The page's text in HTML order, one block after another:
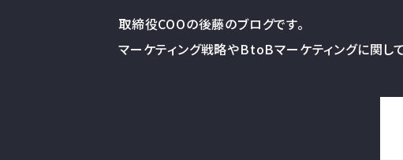
取締役COOの後藤のブログです。
マーケティング戦略やBtoBマーケティングに関し